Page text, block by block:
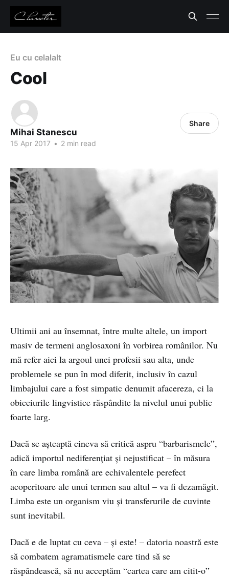
Eu cu celalalt
Cool
Mihai Stanescu
15 Apr 2017 • 2 min read
Share
Ultimii ani au însemnat, între multe altele, un import
masiv de termeni anglosaxoni în vorbirea românilor. Nu
mă refer aici la argoul unei profesii sau alta, unde
problemele se pun în mod diferit, inclusiv în cazul
limbajului care a fost simpatic denumit afacereza, ci la
obiceiurile lingvistice răspândite la nivelul unui public
foarte larg.
Dacă se așteaptă cineva să critică aspru “barbarismele”,
adică importul nediferențiat și nejustificat – în măsura
în care limba română are echivalentele perefect
acoperitoare ale unui termen sau altul – va fi dezamăgit.
Limba este un organism viu și transferurile de cuvinte
sunt inevitabil.
Dacă e de luptat cu ceva – și este! – datoria noastră este
să combatem agramatismele care tind să se
răspândească, să nu acceptăm “cartea care am citit-o”